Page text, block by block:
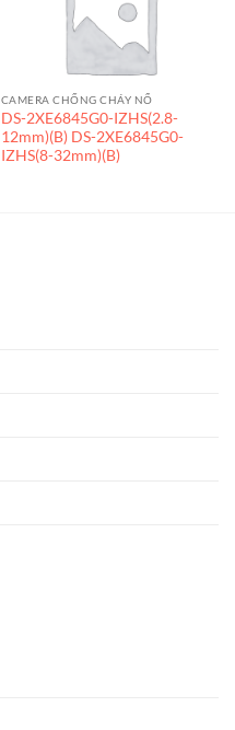
CAMERA CHỐNG CHÁY NỔ
DS-2XE6845G0-IZHS(2.8-
12mm)(B) DS-2XE6845G0-
IZHS(8-32mm)(B)